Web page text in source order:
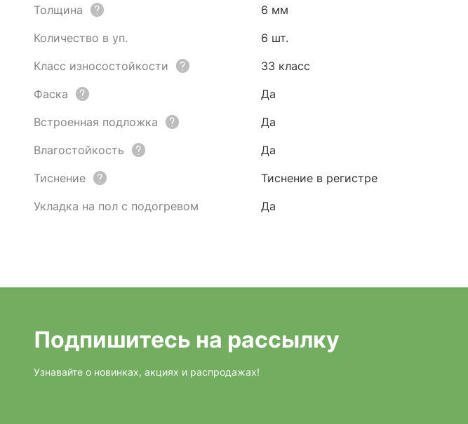
Толщина
6 мм
Количество в уп.
6 шт.
Класс износостойкости
33 класс
Фаска
Да
Встроенная подложка
Да
Влагостойкость
Да
Тиснение
Тиснение в регистре
Укладка на пол с подогревом
Да
Подпишитесь на рассылку
Узнавайте о новинках, акциях и распродажах!